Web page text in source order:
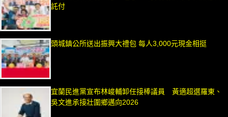
託付
頭城鎮公所送出振興大禮包 每人3,000元現金相挺
宜蘭民進黨宣布林峻輔卸任接棒議員 黃適超選羅東、
吳文進承接壯圍鄉邁向2026